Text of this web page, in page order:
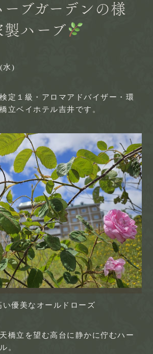
ブガーデンの様
ハーブ
水)
定１級・アロマアドバイザー・環
立ベイホテル吉井です。
い優美なオールドローズ
橋立を望む高台に静かに佇むハー
。